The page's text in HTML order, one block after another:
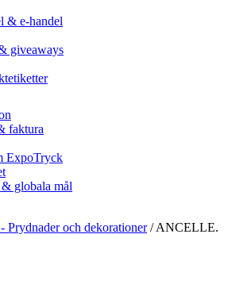
& e-handel
giveaways
faktura
ExpoTryck
globala mål
Prydnader och dekorationer/ANCELLE.